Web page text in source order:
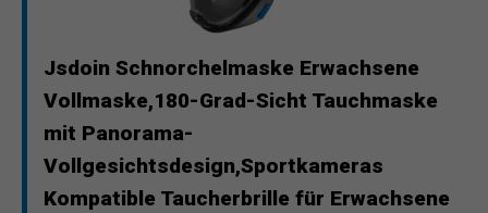
Jsdoin Schnorchelmaske Erwachsene
Vollmaske,180-Grad-Sicht Tauchmaske
mit Panorama-
Vollgesichtsdesign,Sportkameras
Kompatible Taucherbrille für Erwachsene